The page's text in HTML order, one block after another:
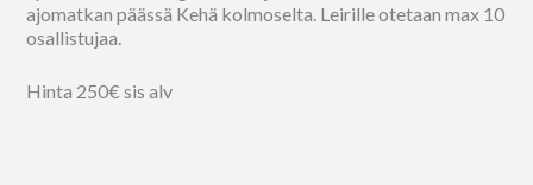
ajomatkan päässä Kehä kolmoselta. Leirille otetaan max 10
osallistujaa.
Hinta 250€ sis alv